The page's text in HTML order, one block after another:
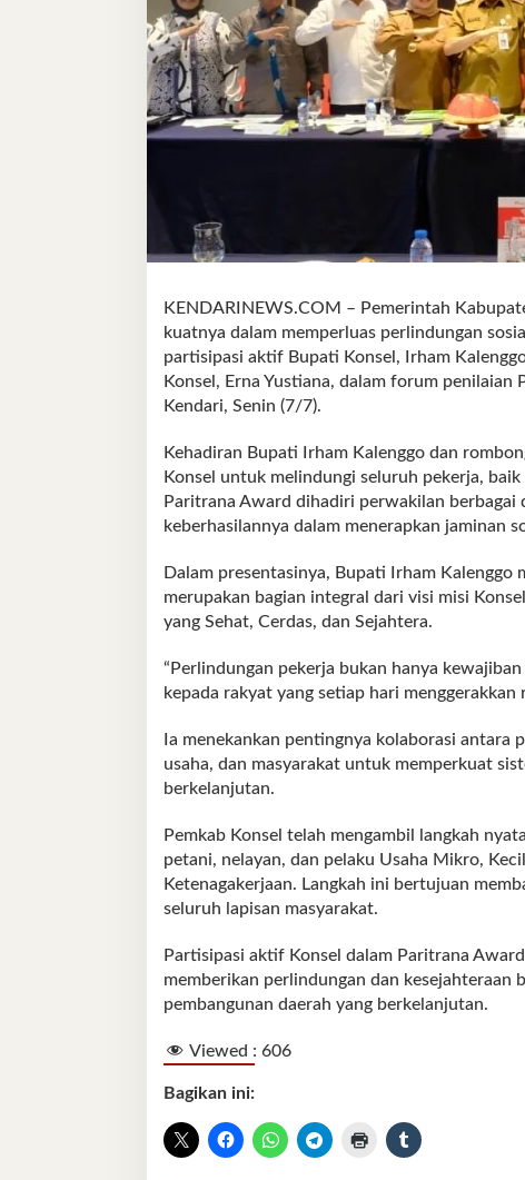
KENDARINEWS.COM – Pemerintah
kuatnya dalam memperluas perlindungan
partisipasi aktif Bupati Konsel, Irham
Konsel, Erna Yustiana, dalam forum
Kendari, Senin (7/7).
Kehadiran Bupati Irham Kalenggo dan
Konsel untuk melindungi seluruh pekerja,
Paritrana Award dihadiri perwakilan berbagai
keberhasilannya dalam menerapkan jaminan
Dalam presentasinya, Bupati Irham Kalenggo
merupakan bagian integral dari visi misi
yang Sehat, Cerdas, dan Sejahtera.
“Perlindungan pekerja bukan hanya
kepada rakyat yang setiap hari
Ia menekankan pentingnya kolaborasi antara
usaha, dan masyarakat untuk memperkuat
berkelanjutan.
Pemkab Konsel telah mengambil langkah
petani, nelayan, dan pelaku Usaha Mikro,
Ketenagakerjaan. Langkah ini bertujuan
seluruh lapisan masyarakat.
Partisipasi aktif Konsel dalam Paritrana
memberikan perlindungan dan kesejahteraan
pembangunan daerah yang berkelanjutan.
Viewed : 606
Bagikan ini: